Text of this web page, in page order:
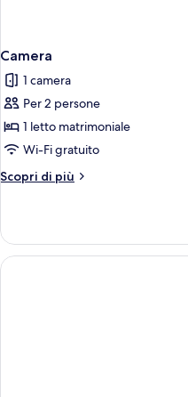
Camera
1 camera
Per 2 persone
1 letto matrimoniale
Wi-Fi gratuito
Scopri di più
Altri